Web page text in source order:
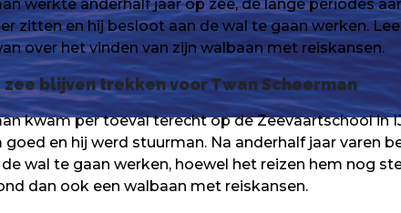
werkte anderhalf jaar op zee, de lange periodes
zitten en hij besloot aan de wal te gaan werken.
over het vinden van zijn walbaan met reiskansen.
zee blijven trekken voor Twan Scheerman
kwam per toeval terecht op de Zeevaartschool in
goed en hij werd stuurman. Na anderhalf jaar varen
wal te gaan werken, hoewel het reizen hem nog
dan ook een walbaan met reiskansen.